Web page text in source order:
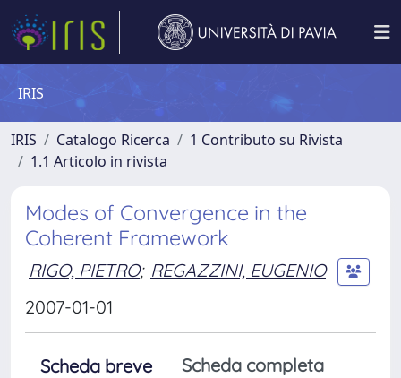
IRIS
IRIS Catalogo Ricerca
1 Contributo su Rivista
1.1 Articolo in rivista
Modes of Convergence in the
Coherent Framework
RIGO, PIETRO; REGAZZINI, EUGENIO
2007-01-01
Scheda breve
Scheda completa